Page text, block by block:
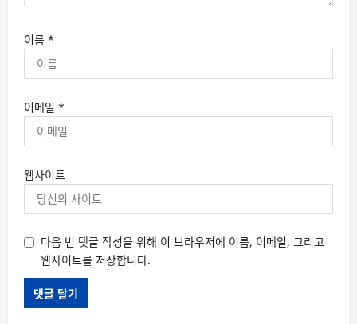
이름 *
이메일 *
웹사이트
다음 번 댓글 작성을 위해 이 브라우저에 이름, 이메일, 그리고
웹사이트를 저장합니다.